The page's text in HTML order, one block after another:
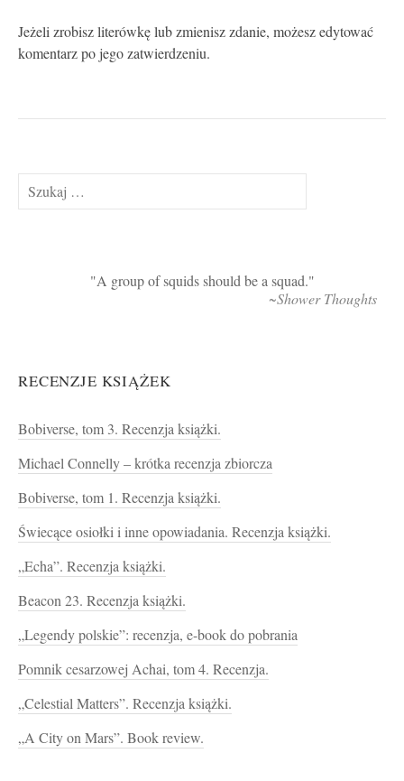
Jeżeli zrobisz literówkę lub zmienisz zdanie, możesz edytować
komentarz po jego zatwierdzeniu.
Szukaj:
A group of squids should be a squad.
~Shower Thoughts
RECENZJE KSIĄŻEK
Bobiverse, tom 3. Recenzja książki.
Michael Connelly – krótka recenzja zbiorcza
Bobiverse, tom 1. Recenzja książki.
Świecące osiołki i inne opowiadania. Recenzja książki.
„Echa”. Recenzja książki.
Beacon 23. Recenzja książki.
„Legendy polskie”: recenzja, e-book do pobrania
Pomnik cesarzowej Achai, tom 4. Recenzja.
„Celestial Matters”. Recenzja książki.
„A City on Mars”. Book review.